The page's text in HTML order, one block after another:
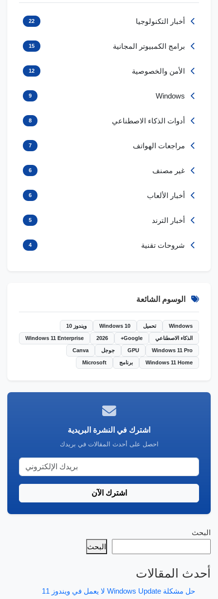
أخبار التكنولوجيا 22
برامج الكمبيوتر المجانية 15
الأمن والخصوصية 12
9
أدوات الذكاء الاصطناعي 8
مراجعات الهواتف 7
غير مصنف 6
أخبار الألعاب 6
أخبار الترند 5
شروحات تقنية 4
الوسوم الشائعة
Windows تحميل Windows 10 ويندوز 10
الذكاء الاصطناعي Google+
2026
Windows 11 Enterprise
Windows 11 Pro
GPU جوجل Canva
Windows 11 Home برنامج Microsoft
اشترك في النشرة البريدية
احصل على أحدث المقالات في بريدك
اشترك الآن
البحث
البحث
أحدث المقالات
حل مشكلة Windows Update لا يعمل في ويندوز 11